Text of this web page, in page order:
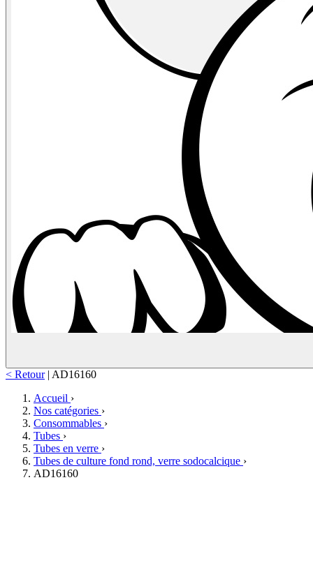
< Retour | AD16160
Accueil ›
Nos catégories ›
Consommables ›
Tubes ›
Tubes en verre ›
Tubes de culture fond rond, verre sodocalcique ›
AD16160